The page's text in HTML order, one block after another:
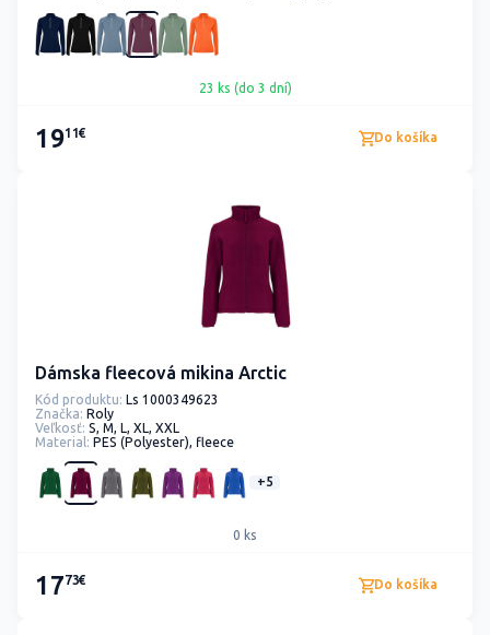
23 ks (do 3 dní)
1911€ Do košíka
Dámska fleecová mikina Arctic
Kód produktu: Ls 1000349623
Značka: Roly
Veľkosť: S, M, L, XL, XXL
Material: PES (Polyester), fleece
+5
0 ks
1773€ Do košíka